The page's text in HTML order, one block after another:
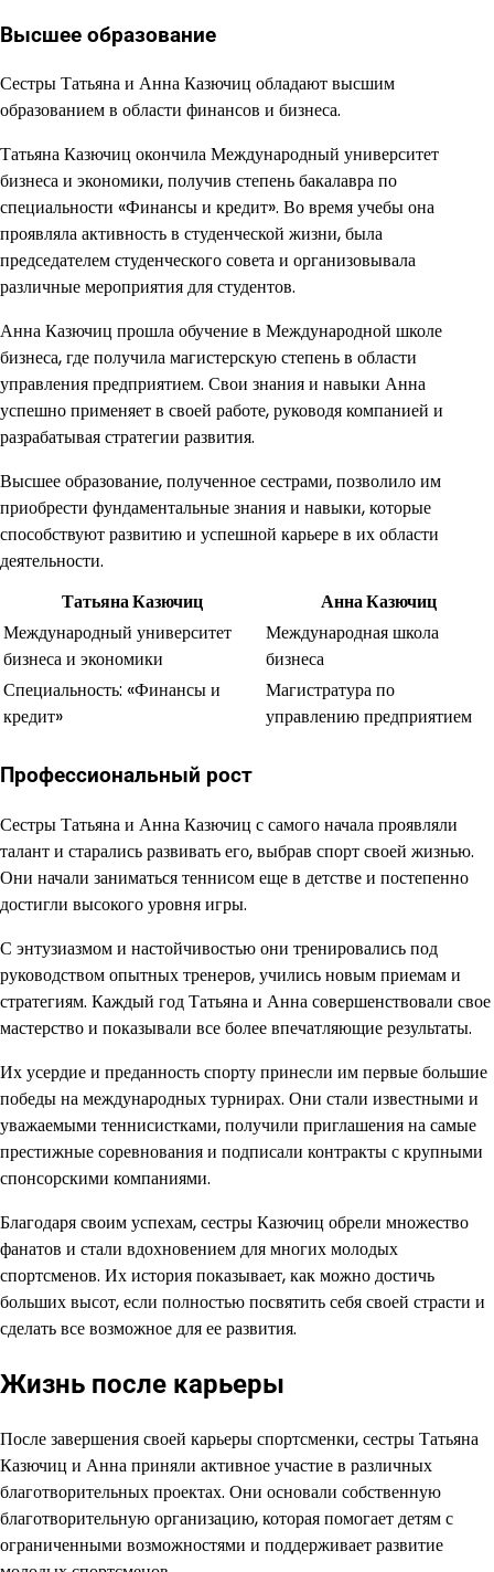
Высшее образование
Сестры Татьяна и Анна Казючиц обладают высшим
образованием в области финансов и бизнеса.
Татьяна Казючиц окончила Международный университет
бизнеса и экономики, получив степень бакалавра по
специальности «Финансы и кредит». Во время учебы она
проявляла активность в студенческой жизни, была
председателем студенческого совета и организовывала
различные мероприятия для студентов.
Анна Казючиц прошла обучение в Международной школе
бизнеса, где получила магистерскую степень в области
управления предприятием. Свои знания и навыки Анна
успешно применяет в своей работе, руководя компанией и
разрабатывая стратегии развития.
Высшее образование, полученное сестрами, позволило им
приобрести фундаментальные знания и навыки, которые
способствуют развитию и успешной карьере в их области
деятельности.
Татьяна Казючиц
Анна Казючиц
Международный университет
бизнеса и экономики
Международная школа
бизнеса
Специальность: «Финансы и
кредит»
Магистратура по
управлению предприятием
Профессиональный рост
Сестры Татьяна и Анна Казючиц с самого начала проявляли
талант и старались развивать его, выбрав спорт своей жизнью.
Они начали заниматься теннисом еще в детстве и постепенно
достигли высокого уровня игры.
С энтузиазмом и настойчивостью они тренировались под
руководством опытных тренеров, учились новым приемам и
стратегиям. Каждый год Татьяна и Анна совершенствовали свое
мастерство и показывали все более впечатляющие результаты.
Их усердие и преданность спорту принесли им первые большие
победы на международных турнирах. Они стали известными и
уважаемыми теннисистками, получили приглашения на самые
престижные соревнования и подписали контракты с крупными
спонсорскими компаниями.
Благодаря своим успехам, сестры Казючиц обрели множество
фанатов и стали вдохновением для многих молодых
спортсменов. Их история показывает, как можно достичь
больших высот, если полностью посвятить себя своей страсти и
сделать все возможное для ее развития.
Жизнь после карьеры
После завершения своей карьеры спортсменки, сестры Татьяна
Казючиц и Анна приняли активное участие в различных
благотворительных проектах. Они основали собственную
благотворительную организацию, которая помогает детям с
ограниченными возможностями и поддерживает развитие